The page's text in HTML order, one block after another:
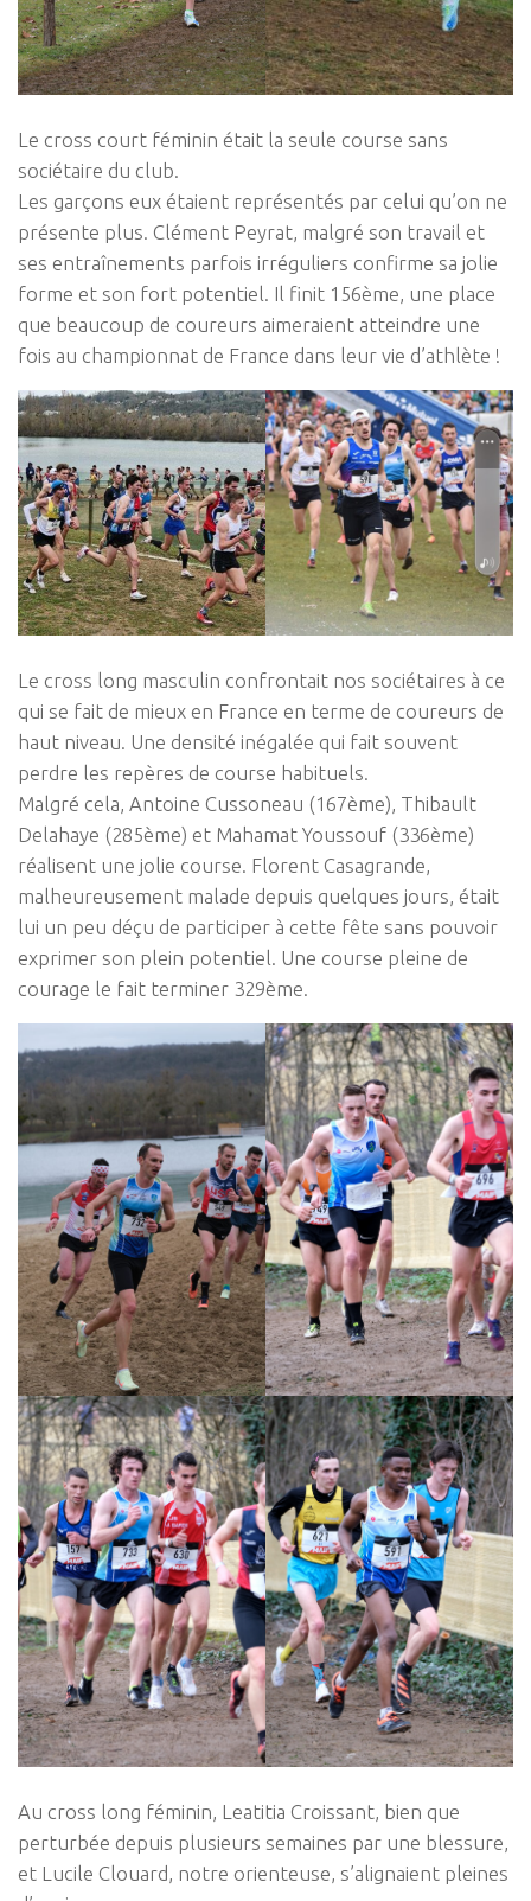
Le cross court féminin était la seule course sans
sociétaire du club.
Les garçons eux étaient représentés par celui qu’on ne
présente plus. Clément Peyrat, malgré son travail et
ses entraînements parfois irréguliers confirme sa jolie
forme et son fort potentiel. Il finit 156ème, une place
que beaucoup de coureurs aimeraient atteindre une
fois au championnat de France dans leur vie d’athlète !
Le cross long masculin confrontait nos sociétaires à ce
qui se fait de mieux en France en terme de coureurs de
haut niveau. Une densité inégalée qui fait souvent
perdre les repères de course habituels.
Malgré cela, Antoine Cussoneau (167ème), Thibault
Delahaye (285ème) et Mahamat Youssouf (336ème)
réalisent une jolie course. Florent Casagrande,
malheureusement malade depuis quelques jours, était
lui un peu déçu de participer à cette fête sans pouvoir
exprimer son plein potentiel. Une course pleine de
courage le fait terminer 329ème.
Au cross long féminin, Leatitia Croissant, bien que
perturbée depuis plusieurs semaines par une blessure,
et Lucile Clouard, notre orienteuse, s’alignaient pleines